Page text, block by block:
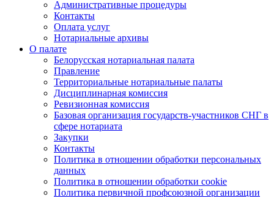
Административные процедуры
Контакты
Оплата услуг
Нотариальные архивы
О палате
Белорусская нотариальная палата
Правление
Территориальные нотариальные палаты
Дисциплинарная комиссия
Ревизионная комиссия
Базовая организация государств-участников СНГ в
сфере нотариата
Закупки
Контакты
Политика в отношении обработки персональных
данных
Политика в отношении обработки cookie
Политика первичной профсоюзной организации